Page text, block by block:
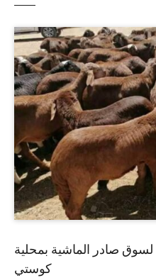
صادر الماشية بمحلية
كوستي